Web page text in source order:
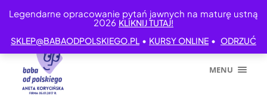
Legendarne opracowanie pytań jawnych na maturę ustną
2026 KLIKNIJ TUTAJ!
SKLEP@BABAODPOLSKIEGO.PL • KURSY ONLINE • ODRZUĆ
MENU